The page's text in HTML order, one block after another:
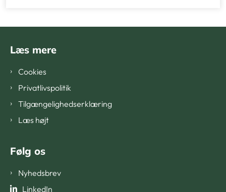
Læs mere
Cookies
Privatlivspolitik
Tilgængelighedserklæring
Læs højt
Følg os
Nyhedsbrev
LinkedIn